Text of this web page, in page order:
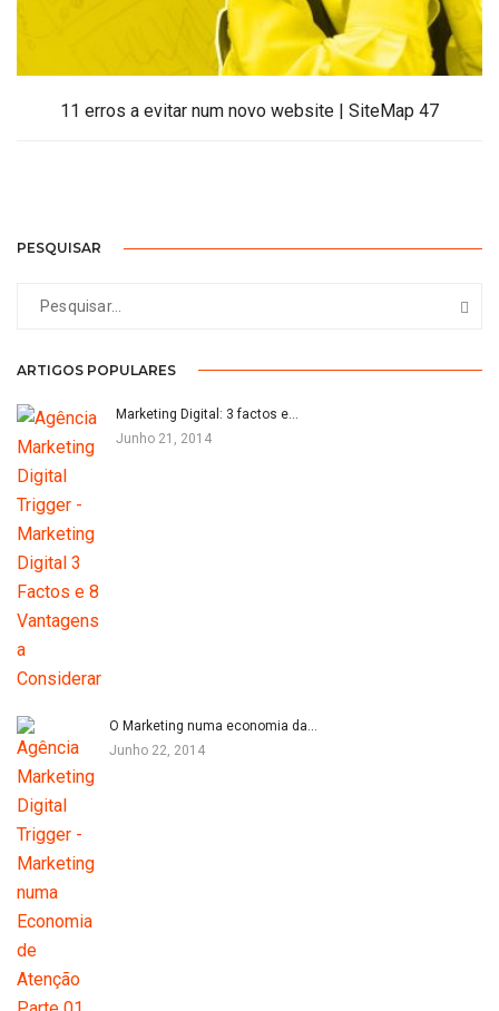
11 erros a evitar num novo website | SiteMap 47
PESQUISAR
ARTIGOS POPULARES
Marketing Digital: 3 factos e…
Junho 21, 2014
O Marketing numa economia da…
Junho 22, 2014